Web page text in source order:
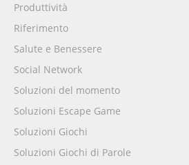
Produttività
Riferimento
Salute e Benessere
Social Network
Soluzioni del momento
Soluzioni Escape Game
Soluzioni Giochi
Soluzioni Giochi di Parole